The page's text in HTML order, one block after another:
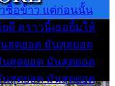
าซื้อข้าว แต่ก่อนนั้น
ยดี คราวนี้เธอยิ้มให้
สุดยอด มันสุดยอด
สุดยอด มันสุดยอด
สุดยอด มันสุดยอด